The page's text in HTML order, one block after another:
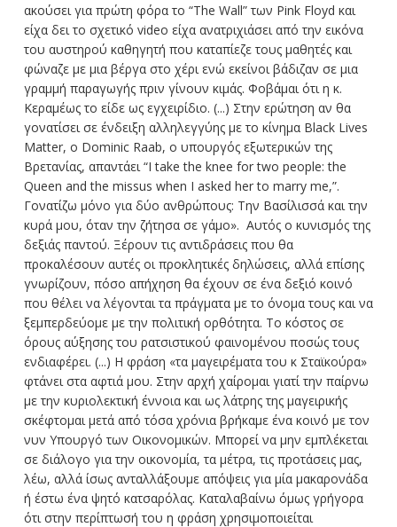
ακούσει για πρώτη φόρα το “The Wall” των Pink Floyd και
είχα δει το σχετικό video είχα ανατριχιάσει από την εικόνα
του αυστηρού καθηγητή που καταπίεζε τους μαθητές και
φώναζε με μια βέργα στο χέρι ενώ εκείνοι βάδιζαν σε μια
γραμμή παραγωγής πριν γίνουν κιμάς. Φοβάμαι ότι η κ.
Κεραμέως το είδε ως εγχειρίδιο. (...) Στην ερώτηση αν θα
γονατίσει σε ένδειξη αλληλεγγύης με το κίνημα Black Lives
Matter, o Dominic Raab, ο υπουργός εξωτερικών της
Βρετανίας, απαντάει “I take the knee for two people: the
Queen and the missus when I asked her to marry me,”.
Γονατίζω μόνο για δύο ανθρώπους: Την Βασίλισσά και την
κυρά μου, όταν την ζήτησα σε γάμο». Αυτός ο κυνισμός της
δεξιάς παντού. Ξέρουν τις αντιδράσεις που θα
προκαλέσουν αυτές οι προκλητικές δηλώσεις, αλλά επίσης
γνωρίζουν, πόσο απήχηση θα έχουν σε ένα δεξιό κοινό
που θέλει να λέγονται τα πράγματα με το όνομα τους και να
ξεμπερδεύομε με την πολιτική ορθότητα. Το κόστος σε
όρους αύξησης του ρατσιστικού φαινομένου ποσώς τους
ενδιαφέρει. (...) Η φράση «τα μαγειρέματα του κ Σταϊκούρα»
φτάνει στα αφτιά μου. Στην αρχή χαίρομαι γιατί την παίρνω
με την κυριολεκτική έννοια και ως λάτρης της μαγειρικής
σκέφτομαι μετά από τόσα χρόνια βρήκαμε ένα κοινό με τον
νυν Υπουργό των Οικονομικών. Μπορεί να μην εμπλέκεται
σε διάλογο για την οικονομία, τα μέτρα, τις προτάσεις μας,
λέω, αλλά ίσως ανταλλάξουμε απόψεις για μία μακαρονάδα
ή έστω ένα ψητό κατσαρόλας. Καταλαβαίνω όμως γρήγορα
ότι στην περίπτωσή του η φράση χρησιμοποιείται